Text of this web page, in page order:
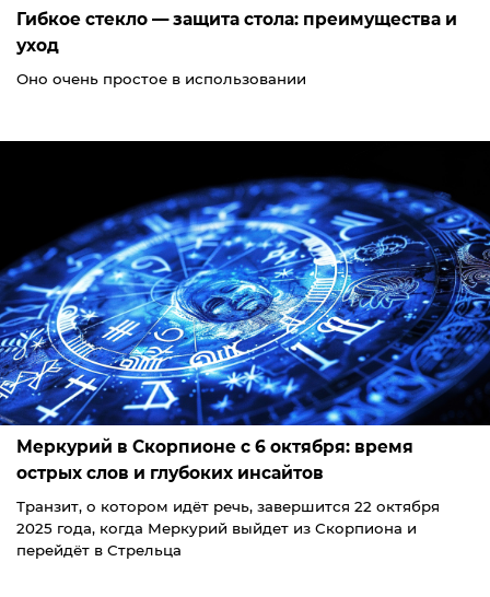
Гибкое стекло — защита стола: преимущества и
уход
Оно очень простое в использовании
Меркурий в Скорпионе с 6 октября: время
острых слов и глубоких инсайтов
Транзит, о котором идёт речь, завершится 22 октября
2025 года, когда Меркурий выйдет из Скорпиона и
перейдёт в Стрельца